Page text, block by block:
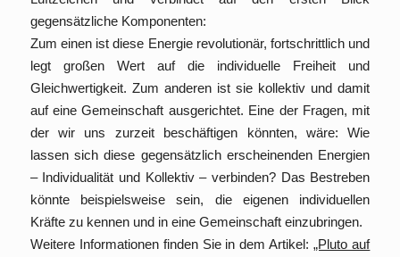
gegensätzliche Komponenten:
Zum einen ist diese Energie revolutionär, fortschrittlich und
legt großen Wert auf die individuelle Freiheit und
Gleichwertigkeit. Zum anderen ist sie kollektiv und damit
auf eine Gemeinschaft ausgerichtet. Eine der Fragen, mit
der wir uns zurzeit beschäftigen könnten, wäre: Wie
lassen sich diese gegensätzlich erscheinenden Energien
– Individualität und Kollektiv – verbinden? Das Bestreben
könnte beispielsweise sein, die eigenen individuellen
Kräfte zu kennen und in eine Gemeinschaft einzubringen.
Weitere Informationen finden Sie in dem Artikel:„Pluto auf